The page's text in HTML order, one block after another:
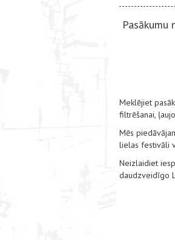
Pasākumu
Meklējiet
filtrēšanai,
Mēs
lielas festivāli
Neizlaidiet
daudzveidīgo